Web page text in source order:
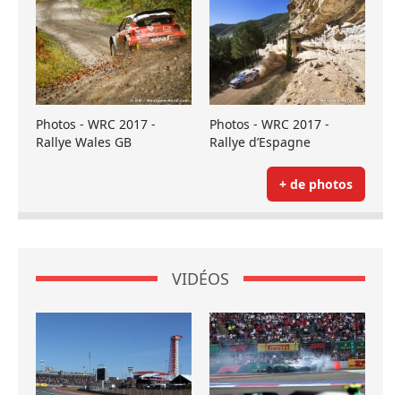
Photos - WRC 2017 -
Rallye Wales GB
Photos - WRC 2017 -
Rallye d’Espagne
+ de photos
VIDÉOS